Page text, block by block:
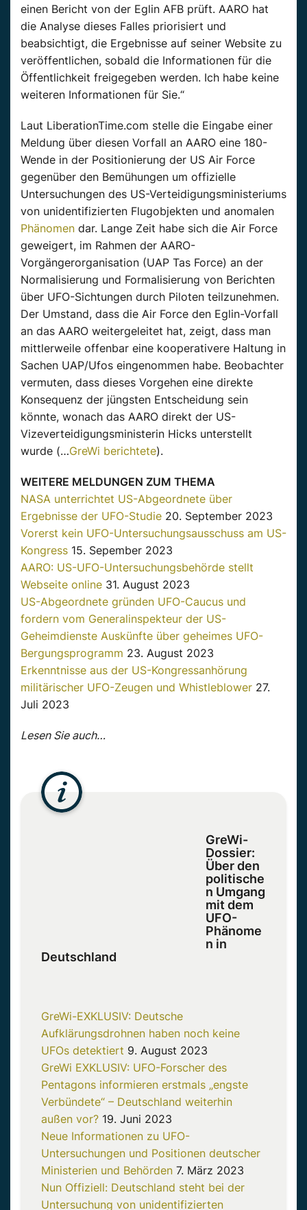
einen Bericht von der Eglin AFB prüft. AARO hat
die Analyse dieses Falles priorisiert und
beabsichtigt, die Ergebnisse auf seiner Website zu
veröffentlichen, sobald die Informationen für die
Öffentlichkeit freigegeben werden. Ich habe keine
weiteren Informationen für Sie.“
Laut LiberationTime.com stelle die Eingabe einer
Meldung über diesen Vorfall an AARO eine 180-
Wende in der Positionierung der US Air Force
gegenüber den Bemühungen um offizielle
Untersuchungen des US-Verteidigungsministeriums
von unidentifizierten Flugobjekten und anomalen
Phänomen dar. Lange Zeit habe sich die Air Force
geweigert, im Rahmen der AARO-
Vorgängerorganisation (UAP Tas Force) an der
Normalisierung und Formalisierung von Berichten
über UFO-Sichtungen durch Piloten teilzunehmen.
Der Umstand, dass die Air Force den Eglin-Vorfall
an das AARO weitergeleitet hat, zeigt, dass man
mittlerweile offenbar eine kooperativere Haltung in
Sachen UAP/Ufos eingenommen habe. Beobachter
vermuten, dass dieses Vorgehen eine direkte
Konsequenz der jüngsten Entscheidung sein
könnte, wonach das AARO direkt der US-
Vizeverteidigungsministerin Hicks unterstellt
wurde (…GreWi berichtete).
WEITERE MELDUNGEN ZUM THEMA
NASA unterrichtet US-Abgeordnete über
Ergebnisse der UFO-Studie 20. September 2023
Vorerst kein UFO-Untersuchungsausschuss am US-
Kongress 15. Sepember 2023
AARO: US-UFO-Untersuchungsbehörde stellt
Webseite online 31. August 2023
US-Abgeordnete gründen UFO-Caucus und
fordern vom Generalinspekteur der US-
Geheimdienste Auskünfte über geheimes UFO-
Bergungsprogramm 23. August 2023
Erkenntnisse aus der US-Kongressanhörung
militärischer UFO-Zeugen und Whistleblower 27.
Juli 2023
Lesen Sie auch…
GreWi-
Dossier:
Über den
politische
n Umgang
mit dem
UFO-
Phänome
n in
Deutschland
GreWi-EXKLUSIV: Deutsche
Aufklärungsdrohnen haben noch keine
UFOs detektiert 9. August 2023
GreWi EXKLUSIV: UFO-Forscher des
Pentagons informieren erstmals „engste
Verbündete“ – Deutschland weiterhin
außen vor? 19. Juni 2023
Neue Informationen zu UFO-
Untersuchungen und Positionen deutscher
Ministerien und Behörden 7. März 2023
Nun Offiziell: Deutschland steht bei der
Untersuchung von unidentifizierten